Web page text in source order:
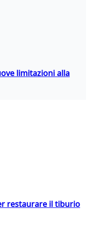
limitazioni alla
restaurare il tiburio